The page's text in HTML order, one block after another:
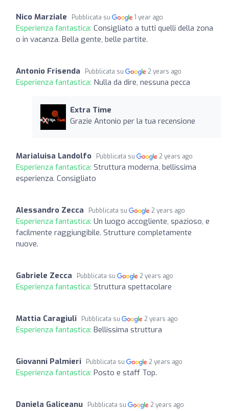
Nico Marziale Pubblicata su 1 year ago
Esperienza fantastica: Consigliato a tutti quelli della zona
o in vacanza. Bella gente, belle partite.
Antonio Frisenda Pubblicata su 2 years ago
Esperienza fantastica: Nulla da dire, nessuna pecca
Extra Time
Grazie Antonio per la tua recensione
Marialuisa Landolfo Pubblicata su 2 years ago
Esperienza fantastica: Struttura moderna, bellissima
esperienza. Consigliato
Alessandro Zecca Pubblicata su 2 years ago
Esperienza fantastica: Un luogo accogliente, spazioso, e
facilmente raggiungibile. Strutture completamente
nuove.
Gabriele Zecca Pubblicata su 2 years ago
Esperienza fantastica: Struttura spettacolare
Mattia Caragiuli Pubblicata su 2 years ago
Esperienza fantastica: Bellissima struttura
Giovanni Palmieri Pubblicata su 2 years ago
Esperienza fantastica: Posto e staff Top.
Daniela Galiceanu Pubblicata su 2 years ago